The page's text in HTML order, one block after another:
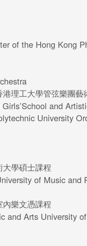
of the Hong Kong
理工大學管弦樂團藝
and
University
學碩士課程
of Music and
樂文憑課程
and Arts University